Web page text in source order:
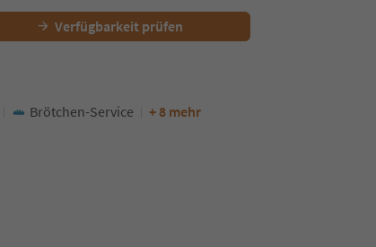
Verfügbarkeit prüfen
Brötchen-Service + 8 mehr